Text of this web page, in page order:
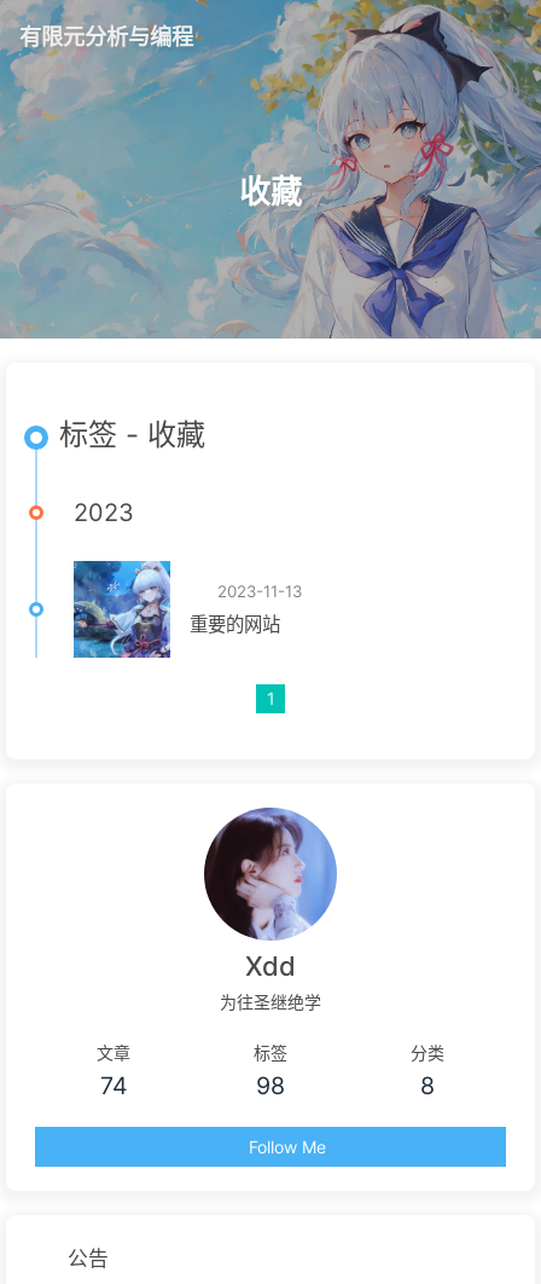
有限元分析与编程
收藏
标签 - 收藏
2023
2023-11-13
重要的网站
1
Xdd
为往圣继绝学
文章
74
标签
98
分类
8
Follow Me
公告